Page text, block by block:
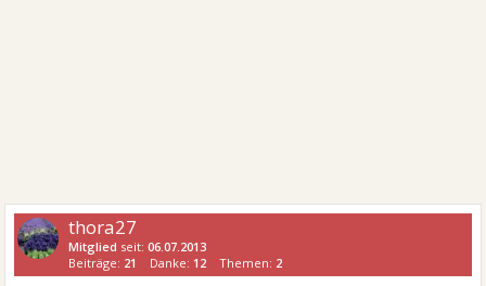
thora27
Mitglied seit:06.07.2013
Beiträge: 21 Danke: 12 Themen: 2